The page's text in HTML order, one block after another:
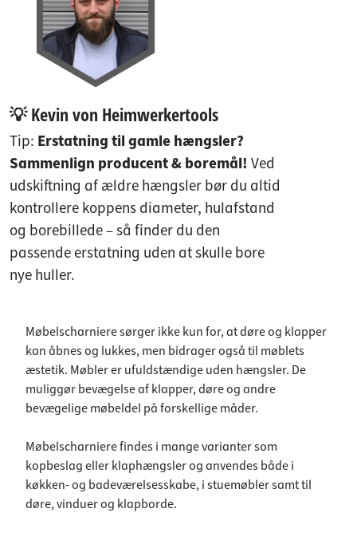
💡 Kevin von Heimwerkertools
Tip: Erstatning til gamle hængsler?
Sammenlign producent & boremål! Ved
udskiftning af ældre hængsler bør du altid
kontrollere koppens diameter, hulafstand
og borebillede – så finder du den
passende erstatning uden at skulle bore
nye huller.
Møbelscharniere sørger ikke kun for, at døre og klapper
kan åbnes og lukkes, men bidrager også til møblets
æstetik. Møbler er ufuldstændige uden hængsler. De
muliggør bevægelse af klapper, døre og andre
bevægelige møbeldel på forskellige måder.
Møbelscharniere findes i mange varianter som
kopbeslag eller klaphængsler og anvendes både i
køkken- og badeværelsesskabe, i stuemøbler samt til
døre, vinduer og klapborde.